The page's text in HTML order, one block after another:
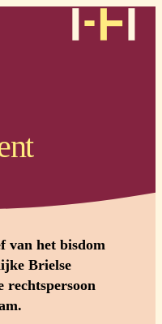
van het bisdom
Brielse
rechtspersoon